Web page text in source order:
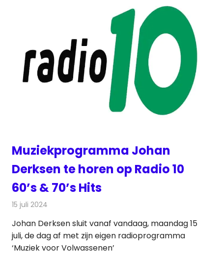
Muziekprogramma Johan
Derksen te horen op Radio 10
60’s & 70’s Hits
15 juli 2024
Johan Derksen sluit vanaf vandaag, maandag 15
juli, de dag af met zijn eigen radioprogramma
‘Muziek voor Volwassenen’